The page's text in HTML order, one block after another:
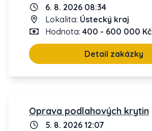
6. 8. 2026 08:34
Lokalita: Ústecký kraj
Hodnota: 400 - 600 000 Kč
Detail zakázky
Oprava podlahových krytin
5. 8. 2026 12:07